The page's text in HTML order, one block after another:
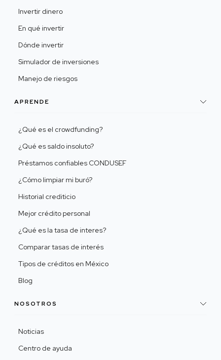
Invertir dinero
En qué invertir
Dónde invertir
Simulador de inversiones
Manejo de riesgos
APRENDE
¿Qué es el crowdfunding?
¿Qué es saldo insoluto?
Préstamos confiables CONDUSEF
¿Cómo limpiar mi buró?
Historial crediticio
Mejor crédito personal
¿Qué es la tasa de interes?
Comparar tasas de interés
Tipos de créditos en México
Blog
NOSOTROS
Noticias
Centro de ayuda